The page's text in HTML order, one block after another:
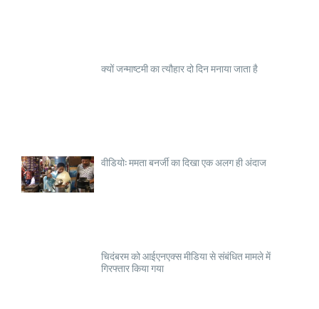
क्यों जन्माष्टमी का त्यौहार दो दिन मनाया जाता है
वीडियो: ममता बनर्जी का दिखा एक अलग ही अंदाज
चिदंबरम को आईएनएक्स मीडिया से संबंधित मामले में
गिरफ्तार किया गया